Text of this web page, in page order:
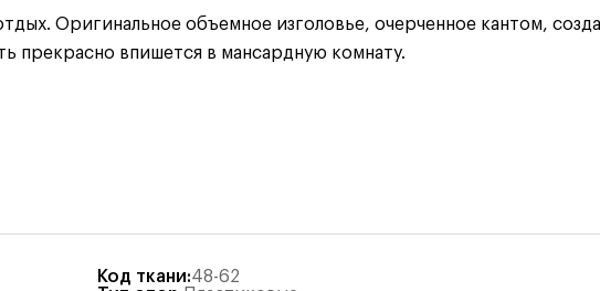
Оригинальное объемное изголовье, очерченное кантом,
прекрасно впишется в мансардную комнату.
Код ткани:48-62